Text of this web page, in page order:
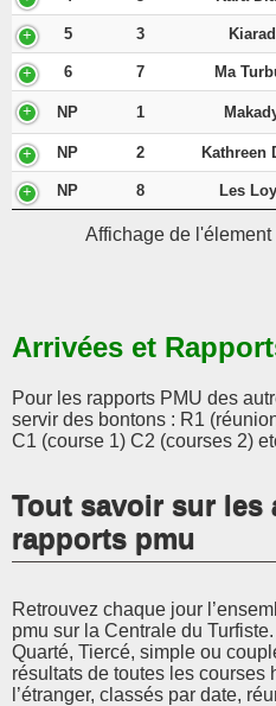
5 3
6 7 Ma
NP 1
NP 2 Kathreen
NP 8 Les
Affichage de
Arrivées et
Pour les rapports PMU des
servir des bontons : R1
C1 (course 1) C2 (courses 2)
Tout savoir sur les
rapports pmu
Retrouvez chaque jour
pmu sur la Centrale du Turfiste.
Quarté, Tiercé, simple ou
résultats de toutes les courses
l’étranger, classés par date,